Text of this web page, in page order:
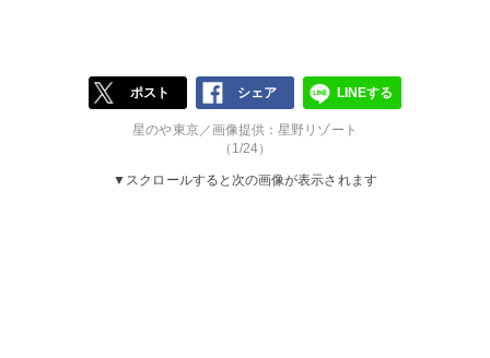
ポスト シェア LINEする
星のや東京／画像提供：星野リゾート
（1/24）
▼スクロールすると次の画像が表示されます